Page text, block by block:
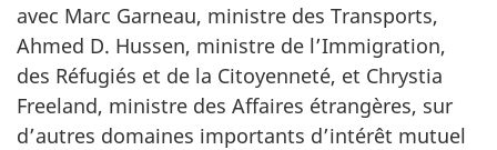
avec Marc Garneau, ministre des Transports,
Ahmed D. Hussen, ministre de l’Immigration,
des Réfugiés et de la Citoyenneté, et Chrystia
Freeland, ministre des Affaires étrangères, sur
d’autres domaines importants d’intérêt mutuel